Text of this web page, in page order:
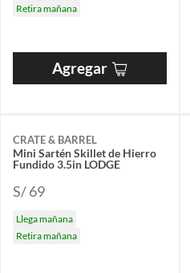
Retira mañana
Agregar
CRATE & BARREL
Mini Sartén Skillet de Hierro
Fundido 3.5in LODGE
S/ 69
Llega mañana
Retira mañana